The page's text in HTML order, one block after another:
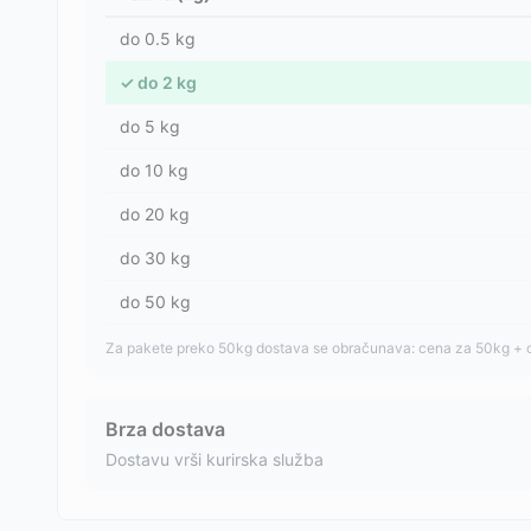
do 0.5 kg
✓ do 2 kg
do 5 kg
do 10 kg
do 20 kg
do 30 kg
do 50 kg
Za pakete preko 50kg dostava se obračunava: cena za 50kg +
Brza dostava
Dostavu vrši kurirska služba